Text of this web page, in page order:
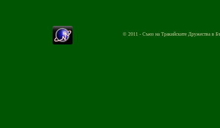
© 2011 - Съюз на Тракийските Дружества в